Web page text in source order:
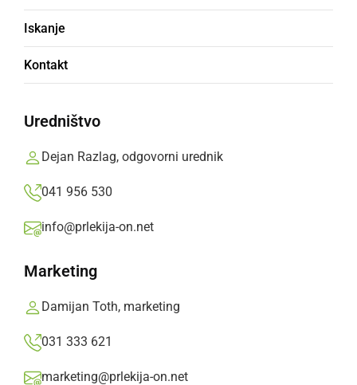
Iskanje
Kontakt
Uredništvo
Dejan Razlag, odgovorni urednik
041 956 530
info@prlekija-on.net
Marketing
Damijan Toth, marketing
031 333 621
marketing@prlekija-on.net
KOLUMNE IN KOMENTARJI
Stellar Lumens je nestanoviten, vendar ima
svetlo prihodnost
torek, 5. oktober 2021 ob 08:36
Popularne rubrike novic
Kultura